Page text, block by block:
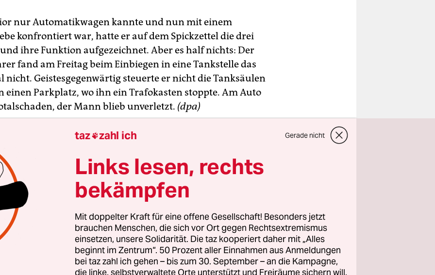
nur Automatikwagen kannte und nun mit einem
konfrontiert war, hatte er auf dem Spickzettel die drei
ihre Funktion aufgezeichnet. Aber es half nichts: Der
fand am Freitag beim Einbiegen in eine Tankstelle das
nicht. Geistesgegenwärtig steuerte er nicht die Tanksäulen
einen Parkplatz, wo ihn ein Trafokasten stoppte. Am Auto
der Mann blieb unverletzt. (dpa)
stärken
Erfolg der AfD bei den kommenden Landtagswahlen
rechtsextreme Kräfte inzwischen geworden sind.
braucht es Zusammenhalt und Solidarität. Auch und vor
Menschen, die sich vor Ort für eine starke
einsetzen. Die taz kooperiert deshalb mit "Alles
Zentrum". Die Kampagne unterstützt bundesweit linke,
Orte und baut einen solidarischen Fonds für deren
Erhalt auf. Eine offene Gesellschaft braucht guten, frei
taz zahl ich Gerade nicht
Links lesen, rechts
bekämpfen
Mit doppelter Kraft für eine offene Gesellschaft! Besonders jetzt
brauchen Menschen, die sich vor Ort gegen Rechtsextremismus
einsetzen, unsere Solidarität. Die taz kooperiert daher mit „Alles
beginnt im Zentrum“. 50 Prozent aller Einnahmen aus Anmeldungen
bei taz zahl ich gehen – bis zum 30. September – an die Kampagne,
die linke, selbstverwaltete Orte unterstützt und Freiräume sichern will,